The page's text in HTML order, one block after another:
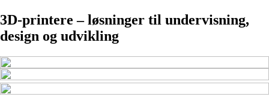
3D-printere – løsninger til undervisning,
design og udvikling